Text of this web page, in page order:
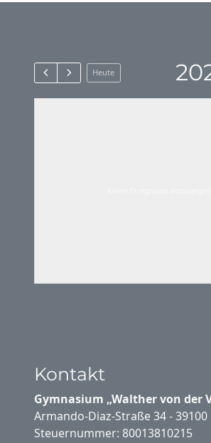
Heute
Kontakt
Gymnasium „Walther von der
Armando-Diaz-Straße 34 - 39100
Steuernummer: 80013810215